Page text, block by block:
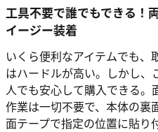
工具不要で誰でもできる！
イージー装着
いくら便利なアイテムでも
はハードルが高い。しかし、
人でも安心して購入できる
作業は一切不要で、本体の裏
面テープで指定の位置に貼り